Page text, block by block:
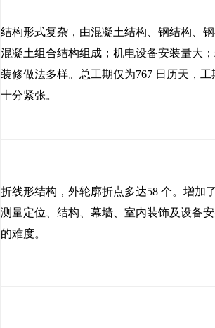
结构形式复杂，由混凝土结构、钢结构、
混凝土组合结构组成；机电设备安装量大
装修做法多样。总工期仅为767 日历天，工
十分紧张。
折线形结构，外轮廓折点多达58 个。增加了
测量定位、结构、幕墙、室内装饰及设备
的难度。